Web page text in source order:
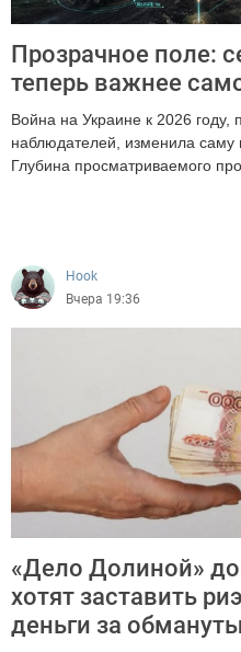
Прозрачное поле:
теперь важнее
Война на Украине к 2026
наблюдателей, изменила саму
Глубина просматриваемого
Hook
Вчера 19:36
«Дело Долиной»
хотят заставить
деньги за